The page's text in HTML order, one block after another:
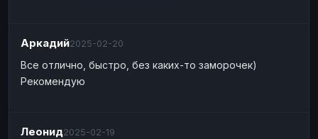
Аркадий2025-02-20
Все отлично, быстро, без каких-то заморочек)
Рекомендую
Леонид2025-02-19